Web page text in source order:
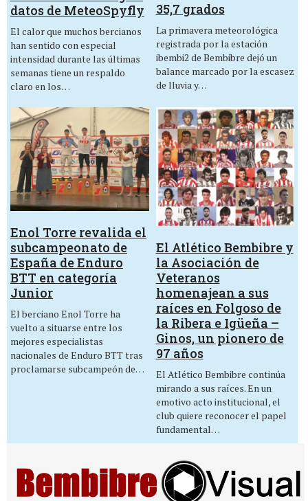
datos de MeteoSpyfly
El calor que muchos bercianos
han sentido con especial
intensidad durante las últimas
semanas tiene un respaldo
claro en los…
35,7 grados
La primavera meteorológica
registrada por la estación
ibembi2 de Bembibre dejó un
balance marcado por la escasez
de lluvia y…
Enol Torre revalida el
subcampeonato de
España de Enduro
BTT en categoría
Junior
El berciano Enol Torre ha
vuelto a situarse entre los
mejores especialistas
nacionales de Enduro BTT tras
proclamarse subcampeón de…
El Atlético Bembibre y
la Asociación de
Veteranos
homenajean a sus
raíces en Folgoso de
la Ribera e Igüeña –
Ginos, un pionero de
97 años
El Atlético Bembibre continúa
mirando a sus raíces. En un
emotivo acto institucional, el
club quiere reconocer el papel
fundamental…